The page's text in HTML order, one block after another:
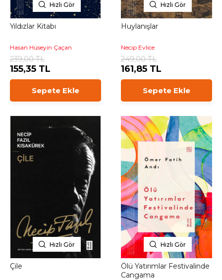
Hızlı Gör
Yıldızlar Kitabı
Hasan Hüseyin Çaçan
239,00 TL
155,35 TL
Sepete Ekle
Hızlı Gör
Huylanışlar
Necip Evlice
249,00 TL
161,85 TL
Sepete Ekle
Hızlı Gör
Çile
Hızlı Gör
Ölü Yatırımlar Festivalinde
Cangama